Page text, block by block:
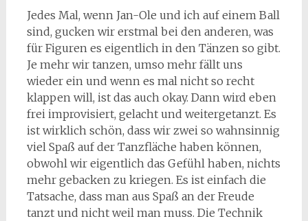
Jedes Mal, wenn Jan-Ole und ich auf einem Ball
sind, gucken wir erstmal bei den anderen, was
für Figuren es eigentlich in den Tänzen so gibt.
Je mehr wir tanzen, umso mehr fällt uns
wieder ein und wenn es mal nicht so recht
klappen will, ist das auch okay. Dann wird eben
frei improvisiert, gelacht und weitergetanzt. Es
ist wirklich schön, dass wir zwei so wahnsinnig
viel Spaß auf der Tanzfläche haben können,
obwohl wir eigentlich das Gefühl haben, nichts
mehr gebacken zu kriegen. Es ist einfach die
Tatsache, dass man aus Spaß an der Freude
tanzt und nicht weil man muss. Die Technik